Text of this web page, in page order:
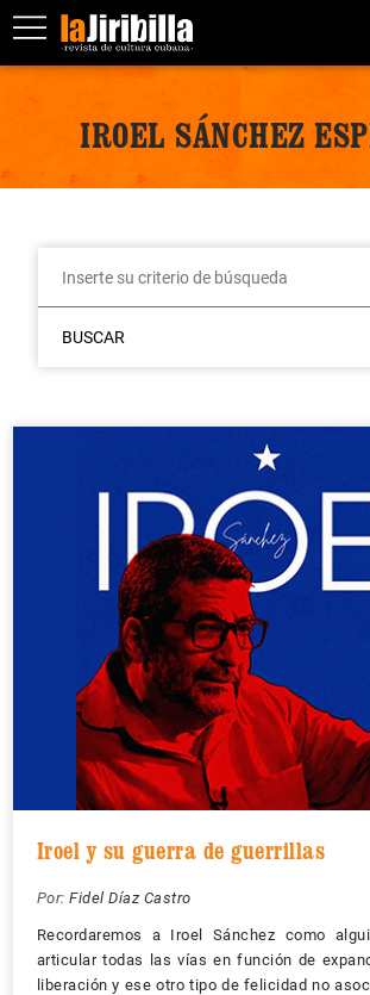
IROEL SÁNCHEZ
BUSCAR
Iroel y su guerra de guerrillas
Por: Fidel Díaz Castro
Recordaremos a Iroel Sánchez como
articular todas las vías en función de
liberación y ese otro tipo de felicidad no